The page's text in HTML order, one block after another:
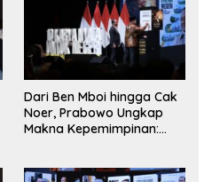
Dari Ben Mboi hingga Cak
Noer, Prabowo Ungkap
Makna Kepemimpinan: